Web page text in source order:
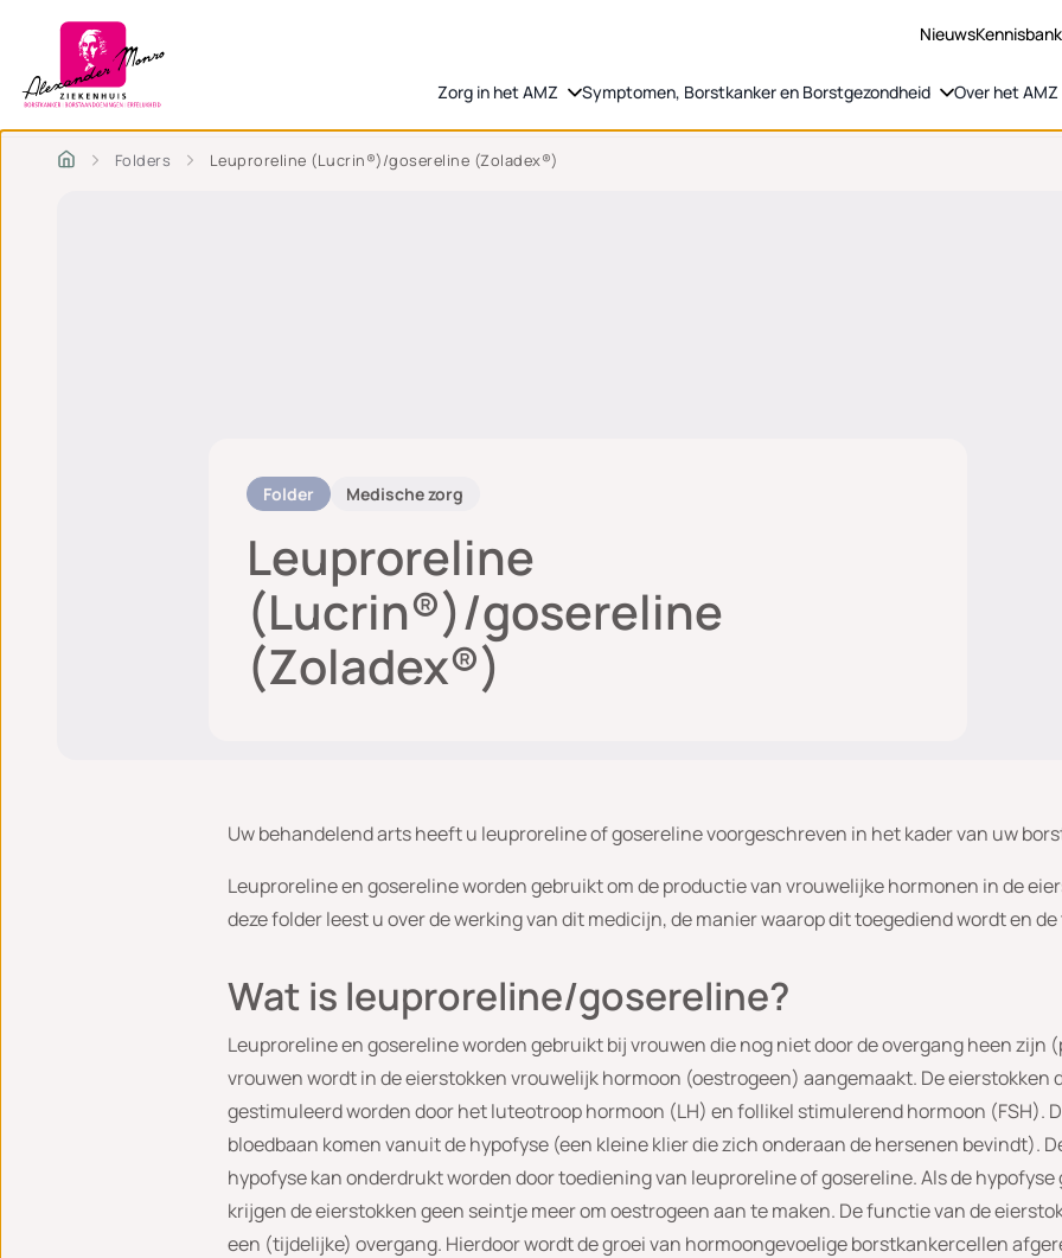
NieuwsKennisbank
Zorg in het AMZ Symptomen, Borstkanker en Borstgezondheid Over het AMZ
Folders Leuproreline (Lucrin®)/gosereline (Zoladex®)
Folder Medische zorg
Leuproreline
(Lucrin®)/gosereline
(Zoladex®)
Uw behandelend arts heeft u leuproreline of gosereline voorgeschreven in het kader van uw
Leuproreline en gosereline worden gebruikt om de productie van vrouwelijke hormonen in de
deze folder leest u over de werking van dit medicijn, de manier waarop dit toegediend wordt en
Wat is leuproreline/gosereline?
Leuproreline en gosereline worden gebruikt bij vrouwen die nog niet door de overgang heen zijn
vrouwen wordt in de eierstokken vrouwelijk hormoon (oestrogeen) aangemaakt. De eierstokken
gestimuleerd worden door het luteotroop hormoon (LH) en follikel stimulerend hormoon (FSH).
bloedbaan komen vanuit de hypofyse (een kleine klier die zich onderaan de hersenen bevindt).
hypofyse kan onderdrukt worden door toediening van leuproreline of gosereline. Als de hypofyse
krijgen de eierstokken geen seintje meer om oestrogeen aan te maken. De functie van de
een (tijdelijke) overgang. Hierdoor wordt de groei van hormoongevoelige borstkankercellen